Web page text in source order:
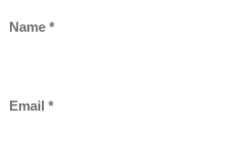
Name *
Email *